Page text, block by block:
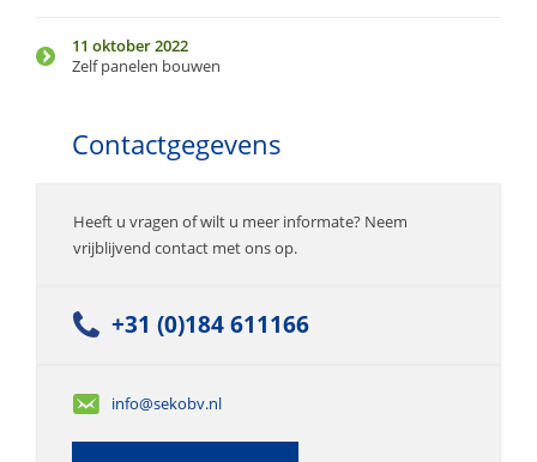
11 oktober 2022
Zelf panelen bouwen
Contactgegevens
Heeft u vragen of wilt u meer informate? Neem
vrijblijvend contact met ons op.
+31 (0)184 611166
info@sekobv.nl